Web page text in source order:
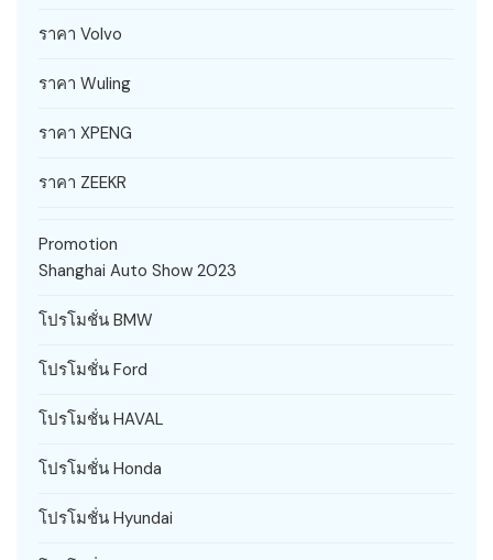
ราคา Volvo
ราคา Wuling
ราคา XPENG
ราคา ZEEKR
Promotion
Shanghai Auto Show 2023
โปรโมชั่น BMW
โปรโมชั่น Ford
โปรโมชั่น HAVAL
โปรโมชั่น Honda
โปรโมชั่น Hyundai